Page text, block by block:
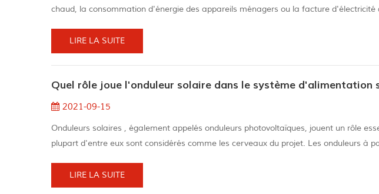
chaud, la consommation d'énergie des appareils ménagers ou la facture
savez...LIRE LA SUITE
Quel rôle joue l'onduleur solaire dans le système d'alimentation
2021-09-15
Onduleurs solaires , également appelés onduleurs photovoltaïques, jouent un rôle
plupart d'entre eux sont considérés comme les cerveaux du projet. Les onduleurs à
fournir...LIRE LA SUITE